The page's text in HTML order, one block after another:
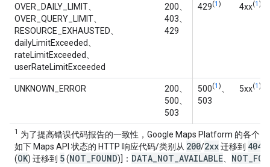
OVER_DAILY_LIMIT、
OVER_QUERY_LIMIT、
RESOURCE_EXHAUSTED、
dailyLimitExceeded、
rateLimitExceeded、
userRateLimitExceeded
200、
403、
429
429(1 ) 4xx(1 )
UNKNOWN_ERROR
200、
500、
503
500(1 )
503
5xx(1 )
1 为了提高错误代码报告的一致性，Google Maps Platform 的各个
如下 Maps API 状态的 HTTP 响应代码/类别从 200/2xx迁移到 404
(OK) 迁移到 5(NOT FOUND)]： DATA NOT AVAILABLE NOT